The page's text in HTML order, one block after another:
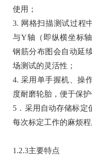
使用；
3. 网格扫描测试过程
与Y轴（即纵横坐标
钢筋分布图会自动延
场测试的灵活性；
4. 采用单手握机、操
度耐磨轮胎，便于保护
5．采用自动存储标定
每次标定工作的麻烦程
1.2.3主要特点